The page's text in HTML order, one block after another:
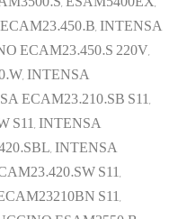
INTENSA
ECAM23.450.S 220V,
INTENSA
ECAM23.210.SB S11,
S11, INTENSA
INTENSA
S11,
S11,